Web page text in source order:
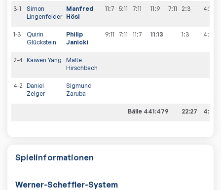
3-1
Simon
Lingenfelder
Manfred
Hösl
11:7 5:11 7:11 11:9 7:11 2:3 4:7
1-3
Quirin
Glückstein
Philip
Janicki
9:11 7:11 11:7 11:13 1:3 4:
2-4 Kaiwen Yang
Malte
Hirschbach
4-2 Daniel
Zelger
Sigmund
Zaruba
Bälle 441:479 22:27 4:8
Spielinformationen
Werner-Scheffler-System